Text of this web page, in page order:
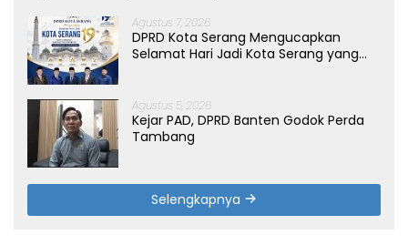
Agustus 7, 2026
DPRD Kota Serang Mengucapkan
Selamat Hari Jadi Kota Serang yang
Agustus 5, 2026
Kejar PAD, DPRD Banten Godok Perda
Tambang
Selengkapnya